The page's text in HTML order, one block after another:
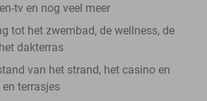
tv en nog veel meer
tot het zwembad, de wellness, de
dakterras
van het strand, het casino en
terrasjes